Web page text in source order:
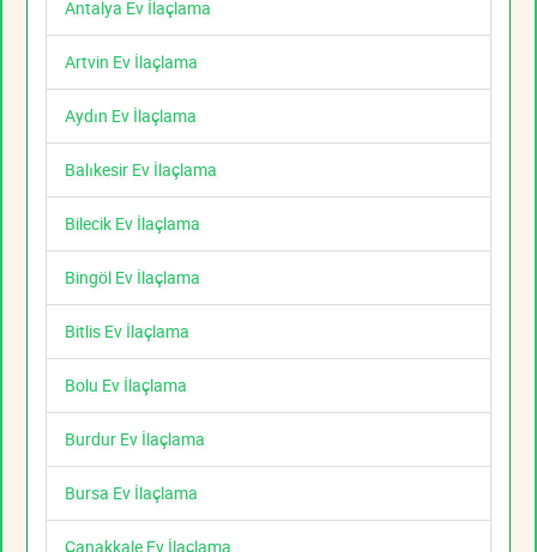
Antalya Ev İlaçlama
Artvin Ev İlaçlama
Aydın Ev İlaçlama
Balıkesir Ev İlaçlama
Bilecik Ev İlaçlama
Bingöl Ev İlaçlama
Bitlis Ev İlaçlama
Bolu Ev İlaçlama
Burdur Ev İlaçlama
Bursa Ev İlaçlama
Çanakkale Ev İlaçlama